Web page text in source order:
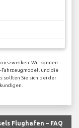
Wir können
Fahrzeugmodell und die
sollten Sie sich bei der
Flughafen – FAQ